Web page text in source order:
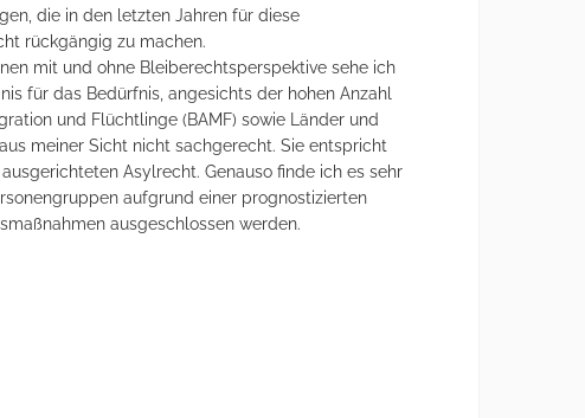
die in den letzten Jahren für diese
rückgängig zu machen.
mit und ohne Bleiberechtsperspektive sehe ich
für das Bedürfnis, angesichts der hohen Anzahl
und Flüchtlinge (BAMF) sowie Länder und
meiner Sicht nicht sachgerecht. Sie entspricht
Asylrecht. Genauso finde ich es sehr
aufgrund einer prognostizierten
ausgeschlossen werden.